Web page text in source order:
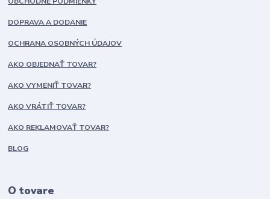
DOPRAVA A DODANIE
OCHRANA OSOBNÝCH ÚDAJOV
AKO OBJEDNAŤ TOVAR?
AKO VYMENIŤ TOVAR?
AKO VRÁTIŤ TOVAR?
AKO REKLAMOVAŤ TOVAR?
BLOG
O tovare